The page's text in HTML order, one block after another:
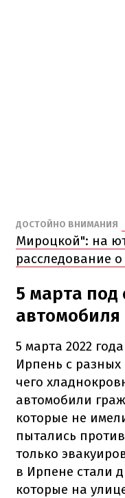
ДОСТОЙНО ВНИМАНИЯ
Мироцкой": на
расследование
5 марта под
автомобиля
5 марта 2022
Ирпень с
чего
автомобили
которые не
пытались
только
в Ирпене стали
которые на